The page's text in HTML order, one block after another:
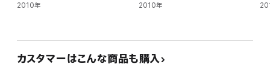
2010年 2010年
カスタマーはこんな商品も購入